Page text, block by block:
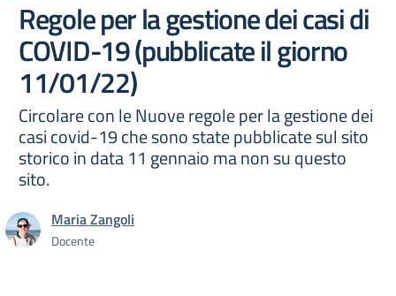
Regole per la gestione dei casi di
COVID-19 (pubblicate il giorno
11/01/22)
Circolare con le Nuove regole per la gestione dei
casi covid-19 che sono state pubblicate sul sito
storico in data 11 gennaio ma non su questo
sito.
Maria Zangoli
Docente